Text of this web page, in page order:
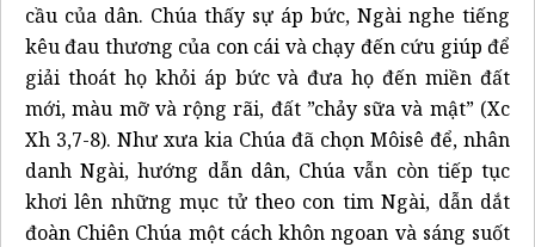
cầu của dân. Chúa thấy sự áp bức, Ngài nghe tiếng
kêu đau thương của con cái và chạy đến cứu giúp để
giải thoát họ khỏi áp bức và đưa họ đến miền đất
mới, màu mỡ và rộng rãi, đất ”chảy sữa và mật” (Xc
Xh 3,7-8). Như xưa kia Chúa đã chọn Môisê để, nhân
danh Ngài, hướng dẫn dân, Chúa vẫn còn tiếp tục
khơi lên những mục tử theo con tim Ngài, dẫn dắt
đoàn Chiên Chúa một cách khôn ngoan và sáng suốt